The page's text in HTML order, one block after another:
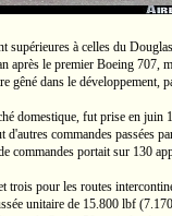
supérieures à celles du Douglas
après le premier Boeing 707,
gêné dans le développement,
domestique, fut prise en
commandes
commandes portait sur 130
pour les routes
unitaire de 15.800 lbf